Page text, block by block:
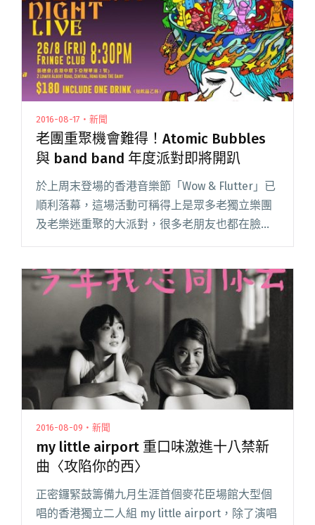
2016-08-17・新聞
老團重聚機會難得！Atomic Bubbles
與 band band 年度派對即將開趴
於上周末登場的香港音樂節「Wow & Flutter」已
順利落幕，這場活動可稱得上是眾多老獨立樂團
及老樂迷重聚的大派對，很多老朋友也都在臉書
上表示見到了不少以往活躍於獨立樂團的朋友。
地閱讀全文 "老團重聚機會難得！Atomic
Bubbles 與 band band 年度派對即將開趴"
2016-08-09・新聞
my little airport 重口味激進十八禁新
曲〈攻陷你的西〉
正密鑼緊鼓籌備九月生涯首個麥花臣場館大型個
唱的香港獨立二人組 my little airport，除了演唱